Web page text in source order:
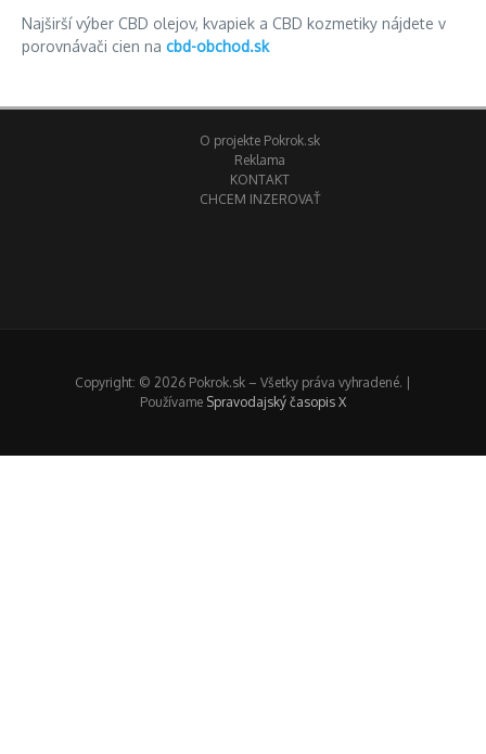
Najširší výber CBD olejov, kvapiek a CBD kozmetiky nájdete v
porovnávači cien na cbd-obchod.sk
O projekte Pokrok.sk
Reklama
KONTAKT
CHCEM INZEROVAŤ
Copyright: © 2026 Pokrok.sk – Všetky práva vyhradené. |
Používame Spravodajský časopis X